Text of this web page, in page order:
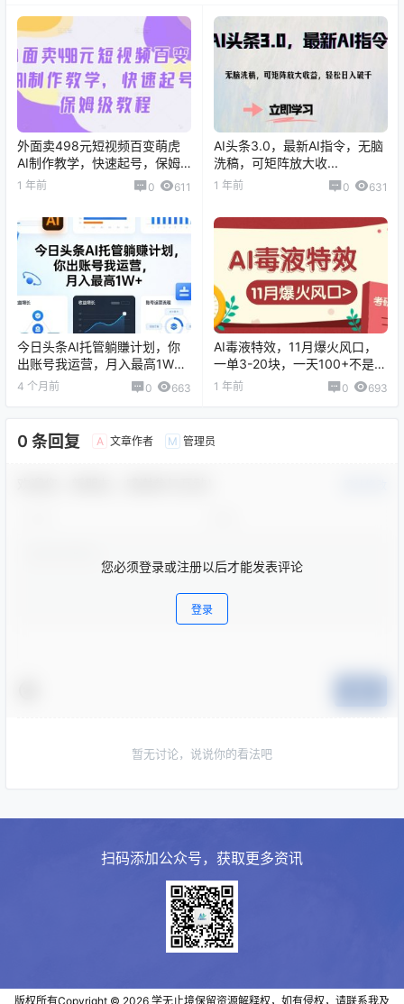
外面卖498元短视频百变萌虎
AI制作教学，快速起号，保姆
级教程
1 年前 0 611
AI头条3.0，最新AI指令，无脑
洗稿，可矩阵放大收...
1 年前 0 631
今日头条AI托管躺賺计划，你
出账号我运营，月入最高1W+
【揭秘】
4 个月前 0 663
AI毒液特效，11月爆火风口，
一单3-20块，一天100+不是问
题
1 年前 0 693
0 条回复 A 文章作者 M 管理员
您必须登录或注册以后才能发表评论
登录
暂无讨论，说说你的看法吧
扫码添加公众号，获取更多资讯
版权所有Copyright © 2026 学无止境保留资源解释权，如有侵权，请联系我及